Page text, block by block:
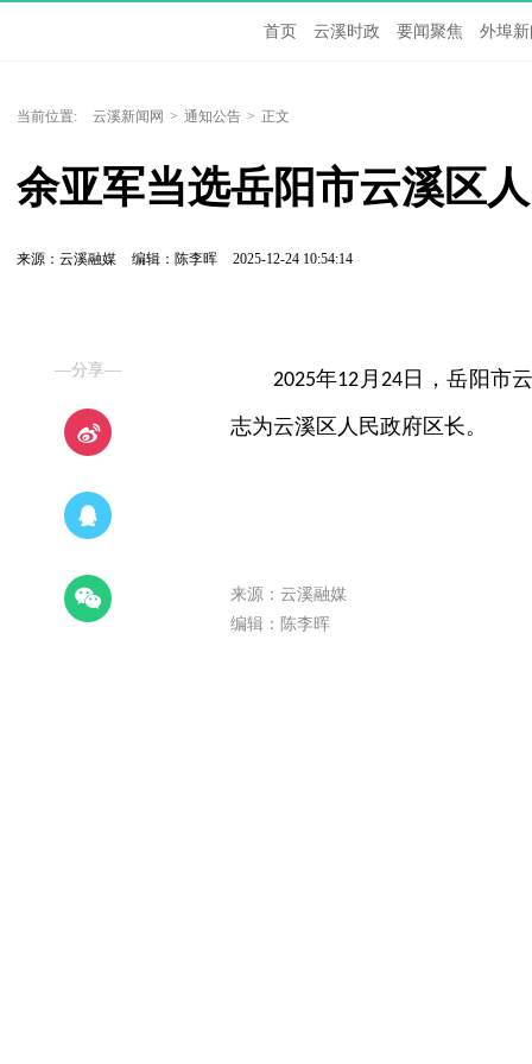
首页 云溪时政 要闻聚焦 外埠
当前位置: 云溪新闻网 > 通知公告 > 正文
余亚军当选岳阳市云溪区
来源：云溪融媒 编辑：陈李晖 2025-12-24 10:54:14
—分享— 2025年12 月 24 日，岳阳市
志为云溪区人民政府区长。
来源：云溪融媒
编辑：陈李晖